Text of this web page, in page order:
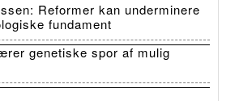
Reformer kan underminere
fundament
genetiske spor af mulig